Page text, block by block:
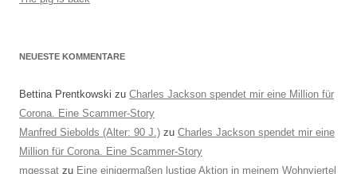
NEUESTE KOMMENTARE
Bettina Prentkowski zu Charles Jackson spendet mir eine Million für
Corona. Eine Scammer-Story
Manfred Siebolds (Alter: 90 J.) zu Charles Jackson spendet mir eine
Million für Corona. Eine Scammer-Story
mgessat zu Eine einigermaßen lustige Aktion in meinem Wohnviertel